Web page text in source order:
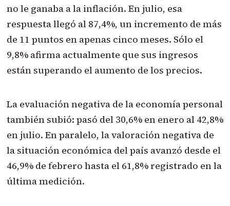
no le ganaba a la inflación. En julio, esa
respuesta llegó al 87,4%, un incremento de más
de 11 puntos en apenas cinco meses. Sólo el
9,8% afirma actualmente que sus ingresos
están superando el aumento de los precios.
La evaluación negativa de la economía personal
también subió: pasó del 30,6% en enero al 42,8%
en julio. En paralelo, la valoración negativa de
la situación económica del país avanzó desde el
46,9% de febrero hasta el 61,8% registrado en la
última medición.